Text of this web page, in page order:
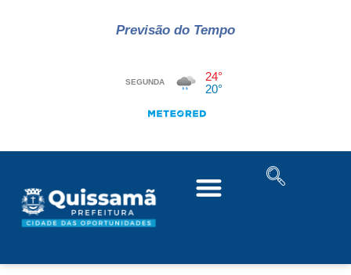
Previsão do Tempo